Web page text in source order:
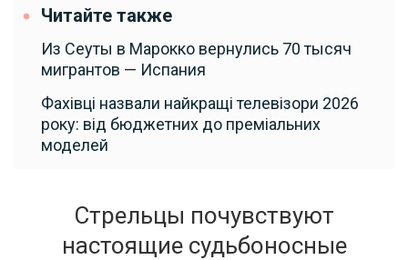
Читайте также
Из Сеуты в Марокко вернулись 70 тысяч
мигрантов — Испания
Фахівці назвали найкращі телевізори 2026
року: від бюджетних до преміальних
моделей
Стрельцы почувствуют
настоящие судьбоносные